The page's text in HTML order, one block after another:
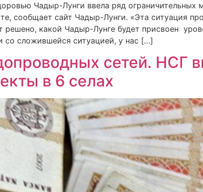
Чадыр-Лунги ввела ряд ограничительных
сообщает сайт Чадыр-Лунги. «Эта ситуация
решено, какой Чадыр-Лунге будет присвоен
со сложившейся ситуацией, у нас […]
сетей. НСГ
в 6 селах